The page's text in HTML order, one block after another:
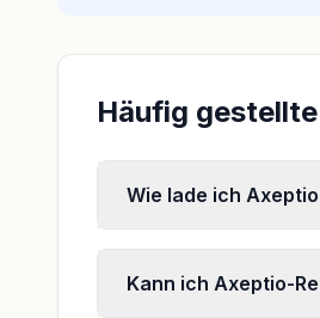
Häufig
Wie lade ich
Kann ich Axeptio-